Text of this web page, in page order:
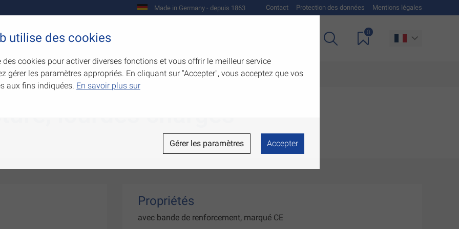
Made in Germany - depuis 1863 Contact Protection des données Mentions légales
Entreprise Produits
0
lourdes charges
Propriétés
avec bande de renforcement, marqué CE
utilise des cookies
des cookies pour activer diverses fonctions et vous offrir le meilleur service
gérer les paramètres appropriés. En cliquant sur "Accepter", vous acceptez que vos
aux fins indiquées. En savoir plus sur
Gérer les paramètres Accepter